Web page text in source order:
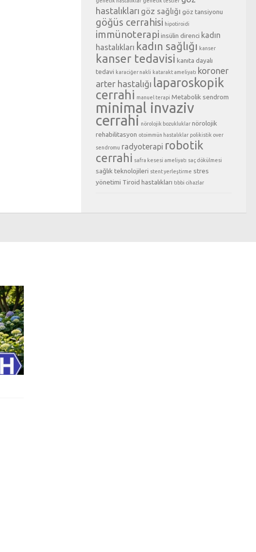
hastalıkları göz sağlığı göz tansiyonu
göğüs cerrahisi hipotiroidi
immünoterapi insülin direnci kadın
hastalıkları kadın sağlığı kanser
kanser tedavisi kanıta dayalı
tedavi karaciğer nakli katarakt ameliyatı koroner
arter hastalığı laparoskopik
cerrahi manuel terapi Metabolik sendrom
minimal invaziv
cerrahi nörolojik bozukluklar nörolojik
rehabilitasyon otoimmün hastalıklar polikistik over
sendromu radyoterapi robotik
cerrahi safra kesesi ameliyatı saç dökülmesi
sağlık teknolojileri stent yerleştirme stres
yönetimi Tiroid hastalıkları tıbbi cihazlar